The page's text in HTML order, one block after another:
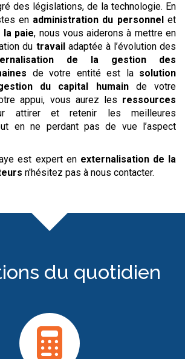
des législations, de la technologie. En
en administration du personnelet
paie, nous vous aiderons à mettre en
du travail adaptée à l’évolution des
de la gestion des
de votre entité est la solution
du capital humainde votre
appui, vous aurez les ressources
attirer et retenir les meilleures
en ne perdant pas de vue l’aspect
est expert en externalisation de la
n'hésitez pas à nous contacter.
du quotidien